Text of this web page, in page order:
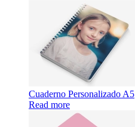
Cuaderno Personalizado A5
Read more